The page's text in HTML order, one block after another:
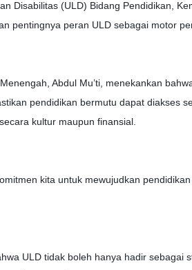
Disabilitas (ULD) Bidang Pendidikan,
pentingnya peran ULD sebagai motor
Abdul Mu’ti, menekankan
pendidikan bermutu dapat diakses
kultur maupun finansial.
kita untuk mewujudkan
ULD tidak boleh hanya hadir sebagai